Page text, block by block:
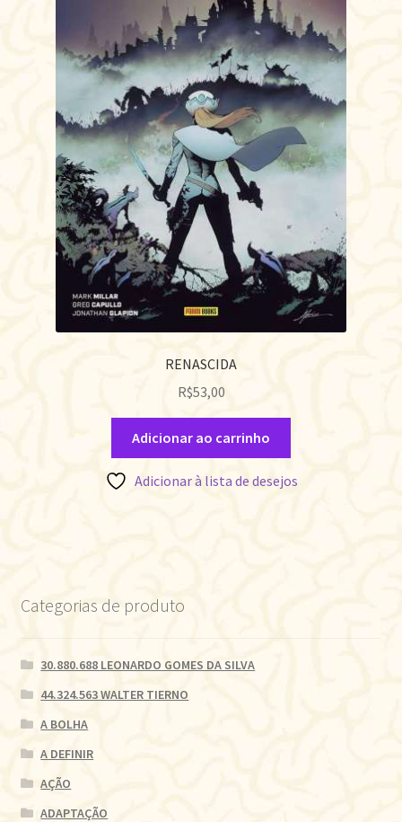
RENASCIDA
R$53,00
Adicionar ao carrinho
Adicionar à lista de desejos
Categorias de produto
30.880.688 LEONARDO GOMES DA SILVA
44.324.563 WALTER TIERNO
A BOLHA
A DEFINIR
AÇÃO
ADAPTAÇÃO